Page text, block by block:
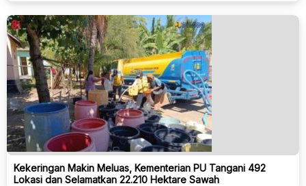
Kekeringan Makin Meluas, Kementerian PU Tangani 492
Lokasi dan Selamatkan 22.210 Hektare Sawah